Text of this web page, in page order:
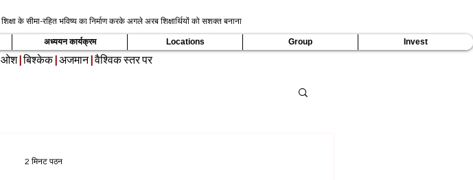
शिक्षा के सीमा-रहित भविष्य का निर्माण करके अगले अरब शिक्षार्थियों को सशक्त बनाना
अध्ययन कार्यक्रम Locations Group Invest
ओश बिश्केक अजमान |वैश्विक स्तर पर
2 मिनट पठन